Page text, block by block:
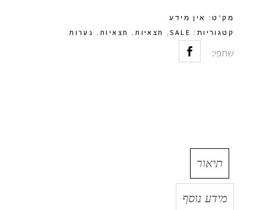
מק"ט: אין מידע
קטגוריות: SALE
, חצאיות חצאיות נערות
שתפי:
תיאור
מידע נוסף